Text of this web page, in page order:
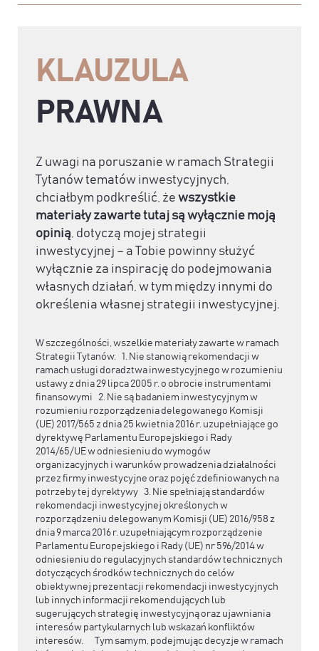
KLAUZULA
PRAWNA
Z uwagi na poruszanie w ramach Strategii
Tytanów tematów inwestycyjnych,
chciałbym podkreślić, że wszystkie
materiały zawarte tutaj są wyłącznie moją
opinią, dotyczą mojej strategii
inwestycyjnej – a Tobie powinny służyć
wyłącznie za inspirację do podejmowania
własnych działań, w tym między innymi do
określenia własnej strategii inwestycyjnej.
W szczególności, wszelkie materiały zawarte w ramach
Strategii Tytanów: 1. Nie stanowią rekomendacji w
ramach usługi doradztwa inwestycyjnego w rozumieniu
ustawy z dnia 29 lipca 2005 r. o obrocie instrumentami
finansowymi 2. Nie są badaniem inwestycyjnym w
rozumieniu rozporządzenia delegowanego Komisji
(UE) 2017/565 z dnia 25 kwietnia 2016 r. uzupełniające go
dyrektywę Parlamentu Europejskiego i Rady
2014/65/UE w odniesieniu do wymogów
organizacyjnych i warunków prowadzenia działalności
przez firmy inwestycyjne oraz pojęć zdefiniowanych na
potrzeby tej dyrektywy 3. Nie spełniają standardów
rekomendacji inwestycyjnej określonych w
rozporządzeniu delegowanym Komisji (UE) 2016/958 z
dnia 9 marca 2016 r. uzupełniającym rozporządzenie
Parlamentu Europejskiego i Rady (UE) nr 596/2014 w
odniesieniu do regulacyjnych standardów technicznych
dotyczących środków technicznych do celów
obiektywnej prezentacji rekomendacji inwestycyjnych
lub innych informacji rekomendujących lub
sugerujących strategię inwestycyjną oraz ujawniania
interesów partykularnych lub wskazań konfliktów
interesów. Tym samym, podejmując decyzje w ramach